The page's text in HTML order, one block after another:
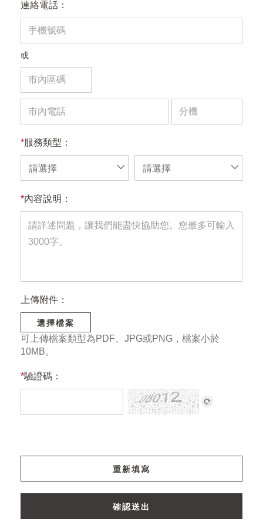
連絡電話：
或
*服務類型：
請選擇 請選擇
*內容說明：
上傳附件：
選擇檔案
可上傳檔案類型為PDF、JPG或PNG，檔案小於
10MB。
*驗證碼：